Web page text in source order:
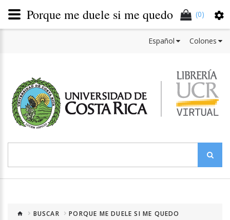
(0)
Colones
Español
BUSCAR PORQUE ME DUELE SI ME QUEDO
Porque me duele si me quedo